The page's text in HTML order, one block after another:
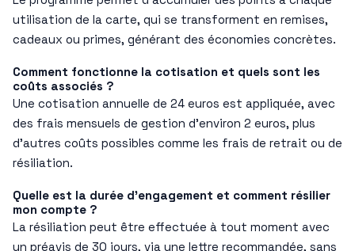
utilisation de la carte, qui se transforment en remises,
cadeaux ou primes, générant des économies concrètes.
Comment fonctionne la cotisation et quels sont les
coûts associés ?
Une cotisation annuelle de 24 euros est appliquée, avec
des frais mensuels de gestion d’environ 2 euros, plus
d’autres coûts possibles comme les frais de retrait ou de
résiliation.
Quelle est la durée d’engagement et comment résilier
mon compte ?
La résiliation peut être effectuée à tout moment avec
un préavis de 30 jours, via une lettre recommandée, sans